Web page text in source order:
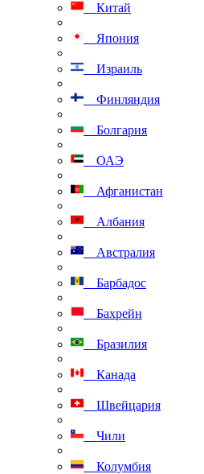
Китай
Япония
Израиль
Финляндия
Болгария
ОАЭ
Афганистан
Албания
Австралия
Барбадос
Бахрейн
Бразилия
Канада
Швейцария
Чили
Колумбия